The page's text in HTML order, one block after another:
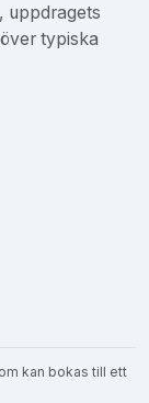
uppdragets
typiska
kan bokas till ett